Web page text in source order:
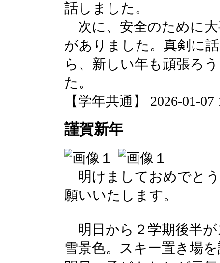
話しました。
次に、安全のために
がありました。真剣に
ら、新しい年も頑張ろ
た。
【学年共通】 2026-01-07
謹賀新年
明けましておめでと
願いいたします。
明日から２学期後半
雪景色。スキー置き場